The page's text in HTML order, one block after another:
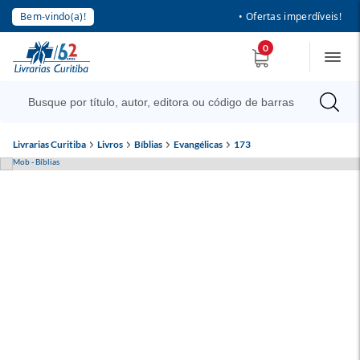
Bem-vindo(a)! • Ofertas imperdíveis!
0
Livrarias Curitiba Livros Bíblias Evangélicas 173